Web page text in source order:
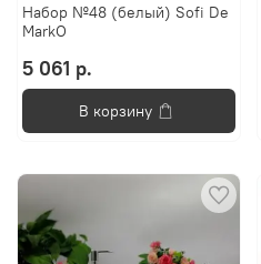
Набор №48 (белый) Sofi De
MarkO
5 061 р.
В корзину